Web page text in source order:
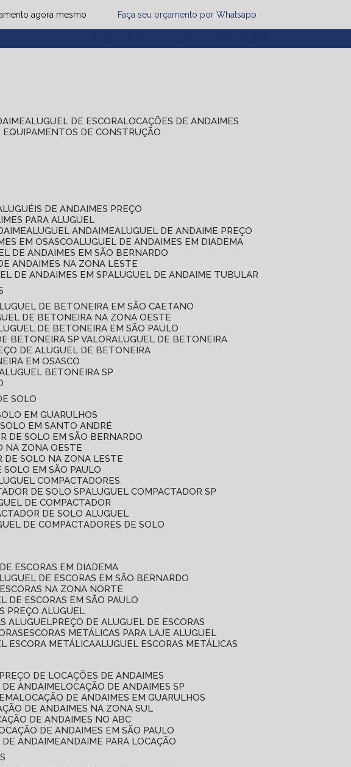
agora mesmo Faça seu orçamento por Whatsapp
ALUGUEL DE ESCORA LOCAÇÕES DE ANDAIMES
EQUIPAMENTOS DE CONSTRUÇÃO
ALUGUÉIS DE ANDAIMES PREÇO
PARA ALUGUEL
ALUGUEL ANDAIME ALUGUEL DE ANDAIME PREÇO
EM OSASCO ALUGUEL DE ANDAIMES EM DIADEMA
DE ANDAIMES EM SÃO BERNARDO
ANDAIMES NA ZONA LESTE
DE ANDAIMES EM SP ALUGUEL DE ANDAIME TUBULAR
ALUGUEL DE BETONEIRA EM SÃO CAETANO
DE BETONEIRA NA ZONA OESTE
DE BETONEIRA EM SÃO PAULO
BETONEIRA SP VALOR ALUGUEL DE BETONEIRA
DE ALUGUEL DE BETONEIRA
EM OSASCO
ALUGUEL BETONEIRA SP
SOLO
EM GUARULHOS
EM SANTO ANDRÉ
DE SOLO EM SÃO BERNARDO
NA ZONA OESTE
DE SOLO NA ZONA LESTE
SOLO EM SÃO PAULO
COMPACTADORES
DE SOLO SP ALUGUEL COMPACTADOR SP
DE COMPACTADOR
DE SOLO ALUGUEL
DE COMPACTADORES DE SOLO
DE ESCORAS EM DIADEMA
ALUGUEL DE ESCORAS EM SÃO BERNARDO
ESCORAS NA ZONA NORTE
DE ESCORAS EM SÃO PAULO
PREÇO ALUGUEL
ALUGUEL
PREÇO DE ALUGUEL DE ESCORAS
ESCORAS METÁLICAS PARA LAJE ALUGUEL
ESCORA METÁLICA ALUGUEL ESCORAS METÁLICAS
PREÇO DE LOCAÇÕES DE ANDAIMES
DE ANDAIME LOCAÇÃO DE ANDAIMES SP
LOCAÇÃO DE ANDAIMES EM GUARULHOS
DE ANDAIMES NA ZONA SUL
DE ANDAIMES NO ABC
DE ANDAIMES EM SÃO PAULO
DE ANDAIME ANDAIME PARA LOCAÇÃO